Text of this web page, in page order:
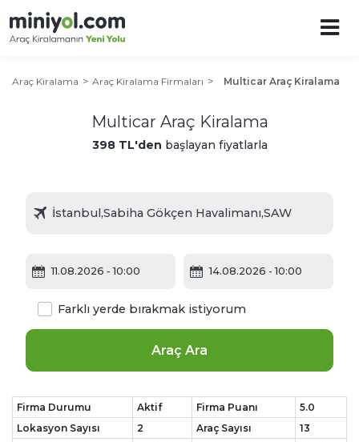
Araç Kiralama Araç Kiralama Firmaları Multicar Araç Kiralama
Multicar Araç Kiralama
398 TL'den başlayan fiyatlarla
11.08.2026 - 10:00 14.08.2026 - 10:00
Araç Ara
Farklı yerde bırakmak istiyorum
Firma Durumu Aktif Firma Puanı
5.0
Lokasyon Sayısı
2 Araç Sayısı
13